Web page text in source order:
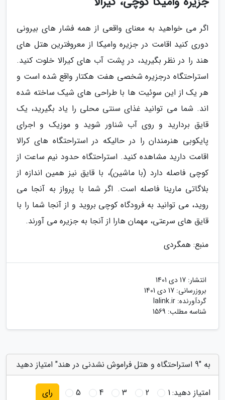
اگر می خواهید به معنای واقعی از همه فشار های بیرونی
دوری کنید اقامت در جزیره وامیکا از معروفترین هتل های
هند را در نظر بگیرید، در پشت آب های کیرالا خلوت کنید.
استراحتگاه درجزیره شخصی هفت هکتار واقع شده است و
هر یک از این سوِئیت ها با طراحی های شیک ساخته شده
اند. شما می توانید غذای سنتی محلی را یاد بگیرید، یک
قایق بردارید و روی آب شناور شوید و موزیک و اجرای
پایکوبی هنرمندان را در حالیکه در استراحتگاه های کرالا
اقامت دارید مشاهده کنید. استراحتگاه حدود نیم ساعت از
کوچی فاصله دارد (با ماشین)، با قایق نیز همین اندازه از
بلاگاتی مارینا فاصله است. اگر شما با پرواز به آنجا می
روید، می توانید به فرودگاه کوچی بروید و از آنجا شما را با
قایق های سرعتی، مهمان هارا از آنجا به جزیره می آورند.
منبع: همگردی
انتشار: 17 دی 1401
بروزرسانی: 17 دی 1401
گردآورنده: lalink.ir
شناسه مطلب: 1569
به "9 استراحتگاه و هتل فراموش نشدنی در هند" امتیاز دهید
امتیاز دهید:1
2
3
4
5 رای